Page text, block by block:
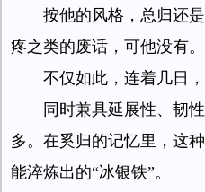
按他的风格，总归还
疼之类的废话，可他没有。
不仅如此，连着几日
同时兼具延展性、韧
多。在奚归的记忆里，这
能淬炼出的“冰银铁”。